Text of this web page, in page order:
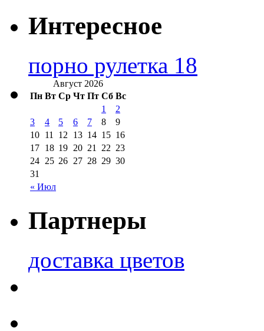
Интересное
порно рулетка 18
Август 2026
Пн Вт Ср Чт Пт Сб Вс
« Июл
1
2
3
4 5 6 7 8
9
10 11 12 13 14 15 16
17 18 19 20 21 22 23
24 25 26 27 28 29 30
31
Партнеры
доставка цветов